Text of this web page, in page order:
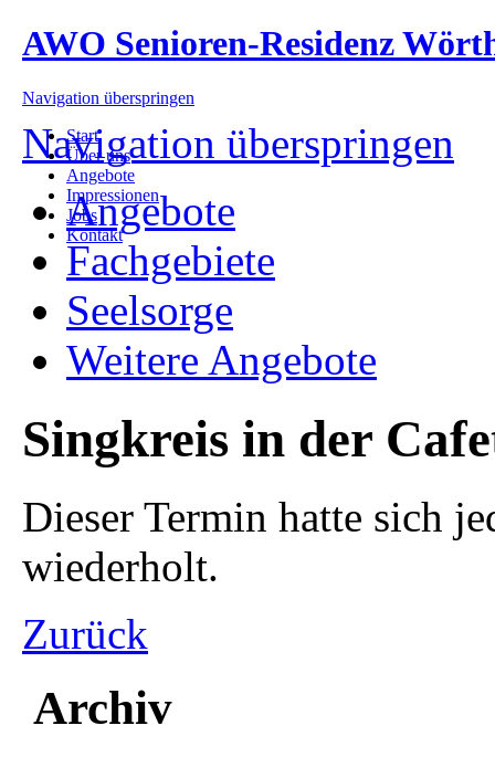
AWO Senioren-Residenz
Navigation überspringen
Start
Über uns
Angebote
Impressionen
Jobs
Kontakt
Navigation überspringen
Angebote
Fachgebiete
Seelsorge
Weitere Angebote
Singkreis in der
Dieser Termin hatte sich
wiederholt.
Zurück
Archiv